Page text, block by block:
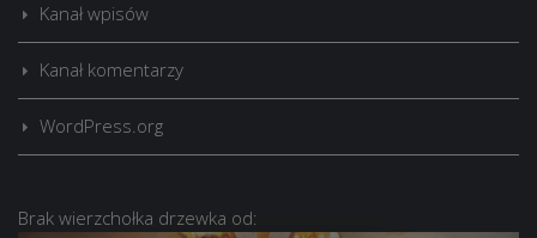
Kanał wpisów
Kanał komentarzy
WordPress.org
Brak wierzchołka drzewka od: